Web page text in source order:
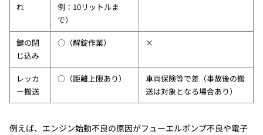
れ
例：10リットルま
で）
鍵の閉
じ込み
○（解錠作業） ×
レッカ
ー搬送
○（距離上限あり）
車両保険等で差（事故後の搬
送は対象となる場合あり）
例えば、エンジン始動不良の原因がフューエルポンプ不良や電子